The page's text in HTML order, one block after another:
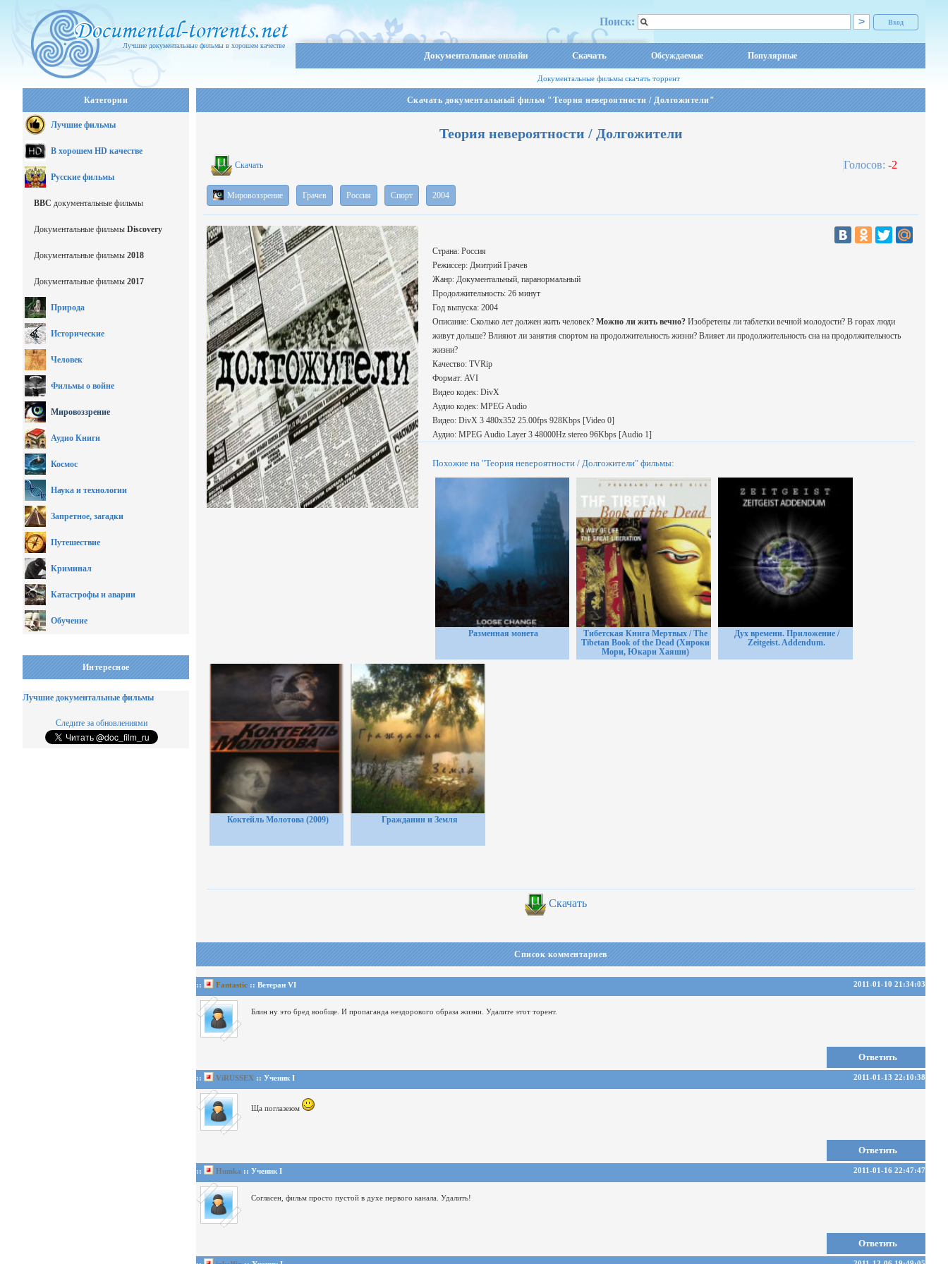
Лучшие документальные фильмы в хорошем качестве
Вход
Поиск:
Документальные онлайн Скачать Обсуждаемые Популярные
Документальные фильмы скачать торрент
Категории
Лучшие фильмы
В хорошем HD качестве
Русские фильмы
BBC документальные фильмы
Документальные фильмы Discovery
Документальные фильмы 2018
Документальные фильмы 2017
Природа
Исторические
Человек
Фильмы о войне
Мировоззрение
Аудио Книги
Космос
Наука и технологии
Запретное, загадки
Путешествие
Криминал
Катастрофы и аварии
Обучение
Интересное
Лучшие документальные фильмы
Следите за обновлениями
Скачать документальный фильм "Теория невероятности / Долгожители"
Теория невероятности / Долгожители
Скачать Голосов: -2
Мировоззрение Грачев Россия Спорт 2004
Страна: Россия
Режиссер: Дмитрий Грачев
Жанр: Документальный, паранормальный
Продолжительность: 26 минут
Год выпуска: 2004
Описание: Сколько лет должен жить человек? Можно ли жить вечно? Изобретены ли таблетки вечной молодости? В горах люди
живут дольше? Влияют ли занятия спортом на продолжительность жизни? Влияет ли продолжительность сна на продолжительность
жизни?
Качество: TVRip
Формат: AVI
Видео кодек: DivX
Аудио кодек: MPEG Audio
Видео: DivX 3 480x352 25.00fps 928Kbps [Video 0]
Аудио: MPEG Audio Layer 3 48000Hz stereo 96Kbps [Audio 1]
Похожие на "Теория невероятности / Долгожители" фильмы:
Разменная монета
Тибетская Книга Мертвых / The
Tibetan Book of the Dead (Хироки
Мори, Юкари Хаяши)
Дух времени. Приложение /
Zeitgeist. Addendum.
Коктейль Молотова (2009) Гражданин и Земля
Скачать
Список комментариев
:: Fantastic :: Ветеран VI 2011-01-10 21:34:03
Блин ну это бред вообще. И пропаганда нездорового образа жизни. Удалите этот торент.
Ответить
:: ViRUSSEX :: Ученик I 2011-01-13 22:10:38
Ща поглазеюм
Ответить
:: Humka :: Ученик I 2011-01-16 22:47:47
Согласен, фильм просто пустой в духе первого канала. Удалить!
Ответить